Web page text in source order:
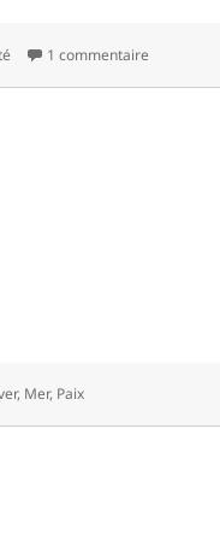
1 commentaire
, Mer, Paix